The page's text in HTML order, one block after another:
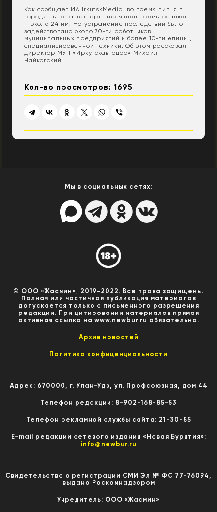
Как сообщает ИА IrkutskMedia, во время ливня в
городе выпала четверть месячной нормы осадков
– около 24 мм. На устранение последствий было
задействовано около 70-ти работников
муниципальных предприятий и более 10-ти единиц
специализированной техники. Об этом рассказал
директор МУП «Иркутскавтодор» Михаил
Чайковский.
Кол-во просмотров: 1695
Мы в социальных сетях:
© ООО «Жасмин», 2019-2022. Все права защищены.
Полная или частичная публикация материалов
допускается только с письменного разрешения
редакции. При цитировании материалов прямая
активная ссылка на www.newbur.ru обязательна.
Архив новостей
Политика конфиценциальности
Адрес: 670000, г. Улан-Удэ, ул. Профсоюзная, дом 44
Телефон редакции: 8-902-168-85-53
Телефон рекламной службы сайта: 21-30-85
E-mail редакции сетевого издания «Новая Бурятия»:
info@newbur.ru
Свидетельство о регистрации СМИ Эл № ФС 77-76094,
выдано Роскомнадзором
Учредитель: ООО «Жасмин»